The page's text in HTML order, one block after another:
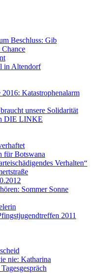
Beschluss: Gib
in Altendorf
Katastrophenalarm
unsere Solidarität
DIE LINKE
für Botswana
Verhalten“
Sommer Sonne
2011
nie: Katharina